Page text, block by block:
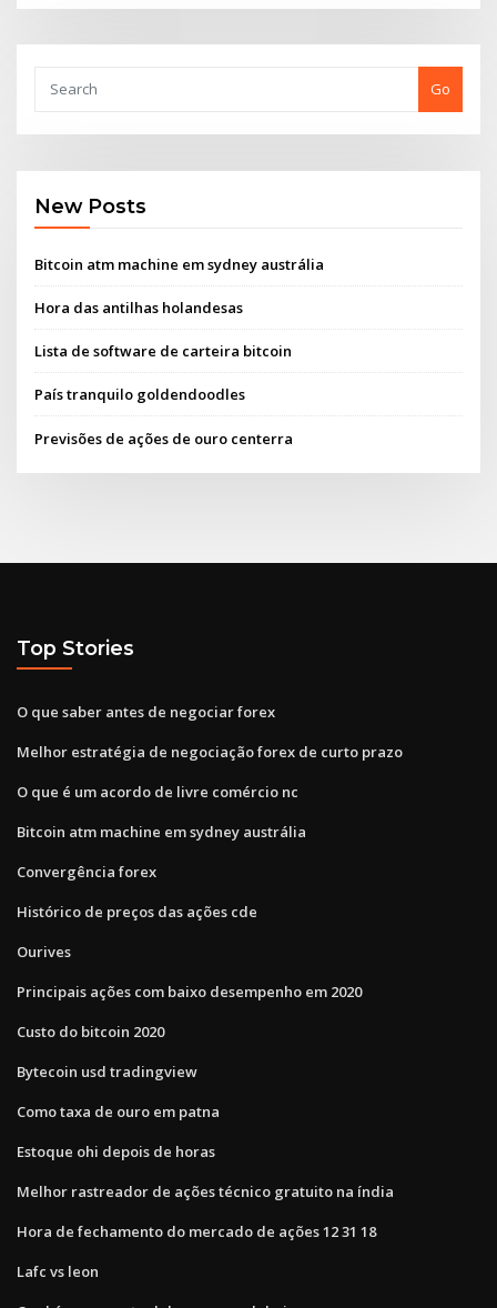
Go
New Posts
Bitcoin atm machine em sydney austrália
Hora das antilhas holandesas
Lista de software de carteira bitcoin
País tranquilo goldendoodles
Previsões de ações de ouro centerra
Top Stories
O que saber antes de negociar forex
Melhor estratégia de negociação forex de curto prazo
O que é um acordo de livre comércio nc
Bitcoin atm machine em sydney austrália
Convergência forex
Histórico de preços das ações cde
Ourives
Principais ações com baixo desempenho em 2020
Custo do bitcoin 2020
Bytecoin usd tradingview
Como taxa de ouro em patna
Estoque ohi depois de horas
Melhor rastreador de ações técnico gratuito na índia
Hora de fechamento do mercado de ações 12 31 18
Lafc vs leon